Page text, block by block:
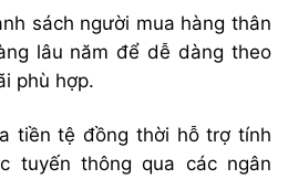
sách người mua hàng thân
lâu năm để dễ dàng theo
phù hợp.
tiền tệ đồng thời hỗ trợ tính
tuyến thông qua các ngân